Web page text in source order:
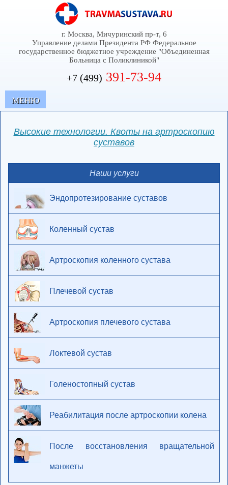
г. Москва, Мичуринский пр-т, 6
Управление делами Президента РФ Федеральное
государственное бюджетное учреждение "Объединенная
Больница с Поликлиникой"
+7 (499) 391-73-94
MЕНЮ
Высокие технологии. Квоты на артроскопию
суставов
Наши услуги
Эндопротезирование суставов
Коленный сустав
Артроскопия коленного сустава
Плечевой сустав
Артроскопия плечевого сустава
Локтевой сустав
Голеностопный сустав
Реабилитация после артроскопии колена
После восстановления вращательной
манжеты